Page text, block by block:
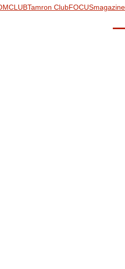
Tamron ClubFOCUSmagazine